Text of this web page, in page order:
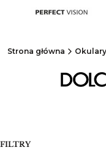
Strona główna
FILTRY